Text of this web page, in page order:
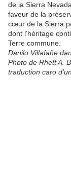
de la Sierra
faveur de la
cœur de la Sierra
dont l’héritage
Terre commune.
Danilo Villafañe
Photo de Rhett A.
traduction caro